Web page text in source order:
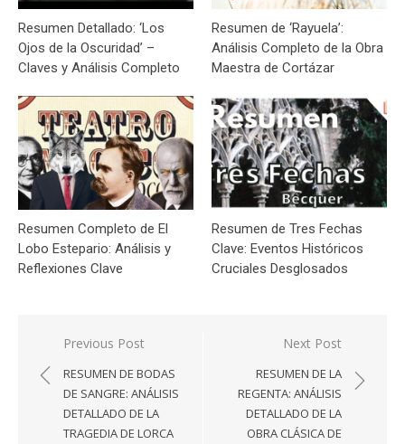
Resumen Detallado: ‘Los
Ojos de la Oscuridad’ –
Claves y Análisis Completo
Resumen de ‘Rayuela’:
Análisis Completo de la Obra
Maestra de Cortázar
Resumen Completo de El
Lobo Estepario: Análisis y
Reflexiones Clave
Resumen de Tres Fechas
Clave: Eventos Históricos
Cruciales Desglosados
Navegación
de
entradas
Previous Post
RESUMEN DE BODAS
DE SANGRE: ANÁLISIS
DETALLADO DE LA
TRAGEDIA DE LORCA
Next Post
RESUMEN DE LA
REGENTA: ANÁLISIS
DETALLADO DE LA
OBRA CLÁSICA DE